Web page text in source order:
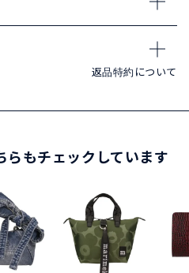
返品特約について
らもチェックしています